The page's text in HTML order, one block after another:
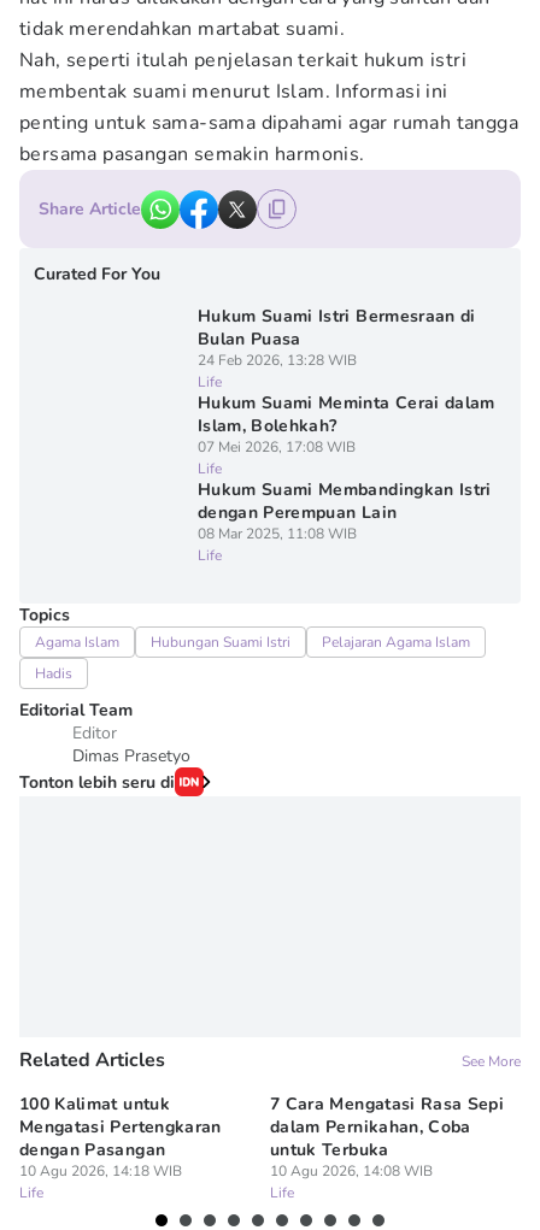
tidak merendahkan martabat suami.
Nah, seperti itulah penjelasan terkait hukum istri
membentak suami menurut Islam. Informasi ini
penting untuk sama-sama dipahami agar rumah tangga
bersama pasangan semakin harmonis.
Share Article
Curated For You
Hukum Suami Istri Bermesraan di
Bulan Puasa
24 Feb 2026, 13:28 WIB
Life
Hukum Suami Meminta Cerai dalam
Islam, Bolehkah?
07 Mei 2026, 17:08 WIB
Life
Hukum Suami Membandingkan Istri
dengan Perempuan Lain
08 Mar 2025, 11:08 WIB
Life
Topics
Agama Islam Hubungan Suami Istri
Pelajaran Agama Islam
Hadis
Editorial Team
Editor
Dimas Prasetyo
Tonton lebih seru di
Related Articles See More
100 Kalimat untuk
Mengatasi Pertengkaran
dengan Pasangan
10 Agu 2026, 14:18 WIB
Life
7 Cara Mengatasi Rasa Sepi
dalam Pernikahan, Coba
untuk Terbuka
10 Agu 2026, 14:08 WIB
Life